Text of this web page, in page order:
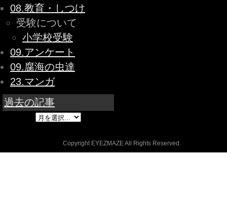
08.教育・しつけ
受験について
小学校受験
09.アンケート
09.腐海の虫達
23.マンガ
過去の記事
Copyright EYEZMAZE All Rights Reserved.